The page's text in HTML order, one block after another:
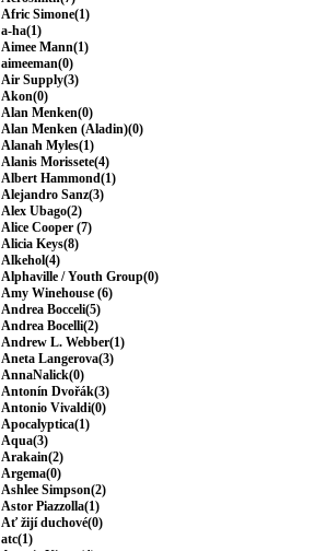
Afric Simone(1)
a-ha(1)
Aimee Mann(1)
aimeeman(0)
Air Supply(3)
Akon(0)
Alan Menken(0)
Alan Menken (Aladin)(0)
Alanah Myles(1)
Alanis Morissete(4)
Albert Hammond(1)
Alejandro Sanz(3)
Alex Ubago(2)
Alice Cooper (7)
Alicia Keys(8)
Alkehol(4)
Alphaville / Youth Group(0)
Amy Winehouse (6)
Andrea Bocceli(5)
Andrea Bocelli(2)
Andrew L. Webber(1)
Aneta Langerova(3)
AnnaNalick(0)
Antonín Dvořák(3)
Antonio Vivaldi(0)
Apocalyptica(1)
Aqua(3)
Arakain(2)
Argema(0)
Ashlee Simpson(2)
Astor Piazzolla(1)
Ať žijí duchové(0)
atc(1)